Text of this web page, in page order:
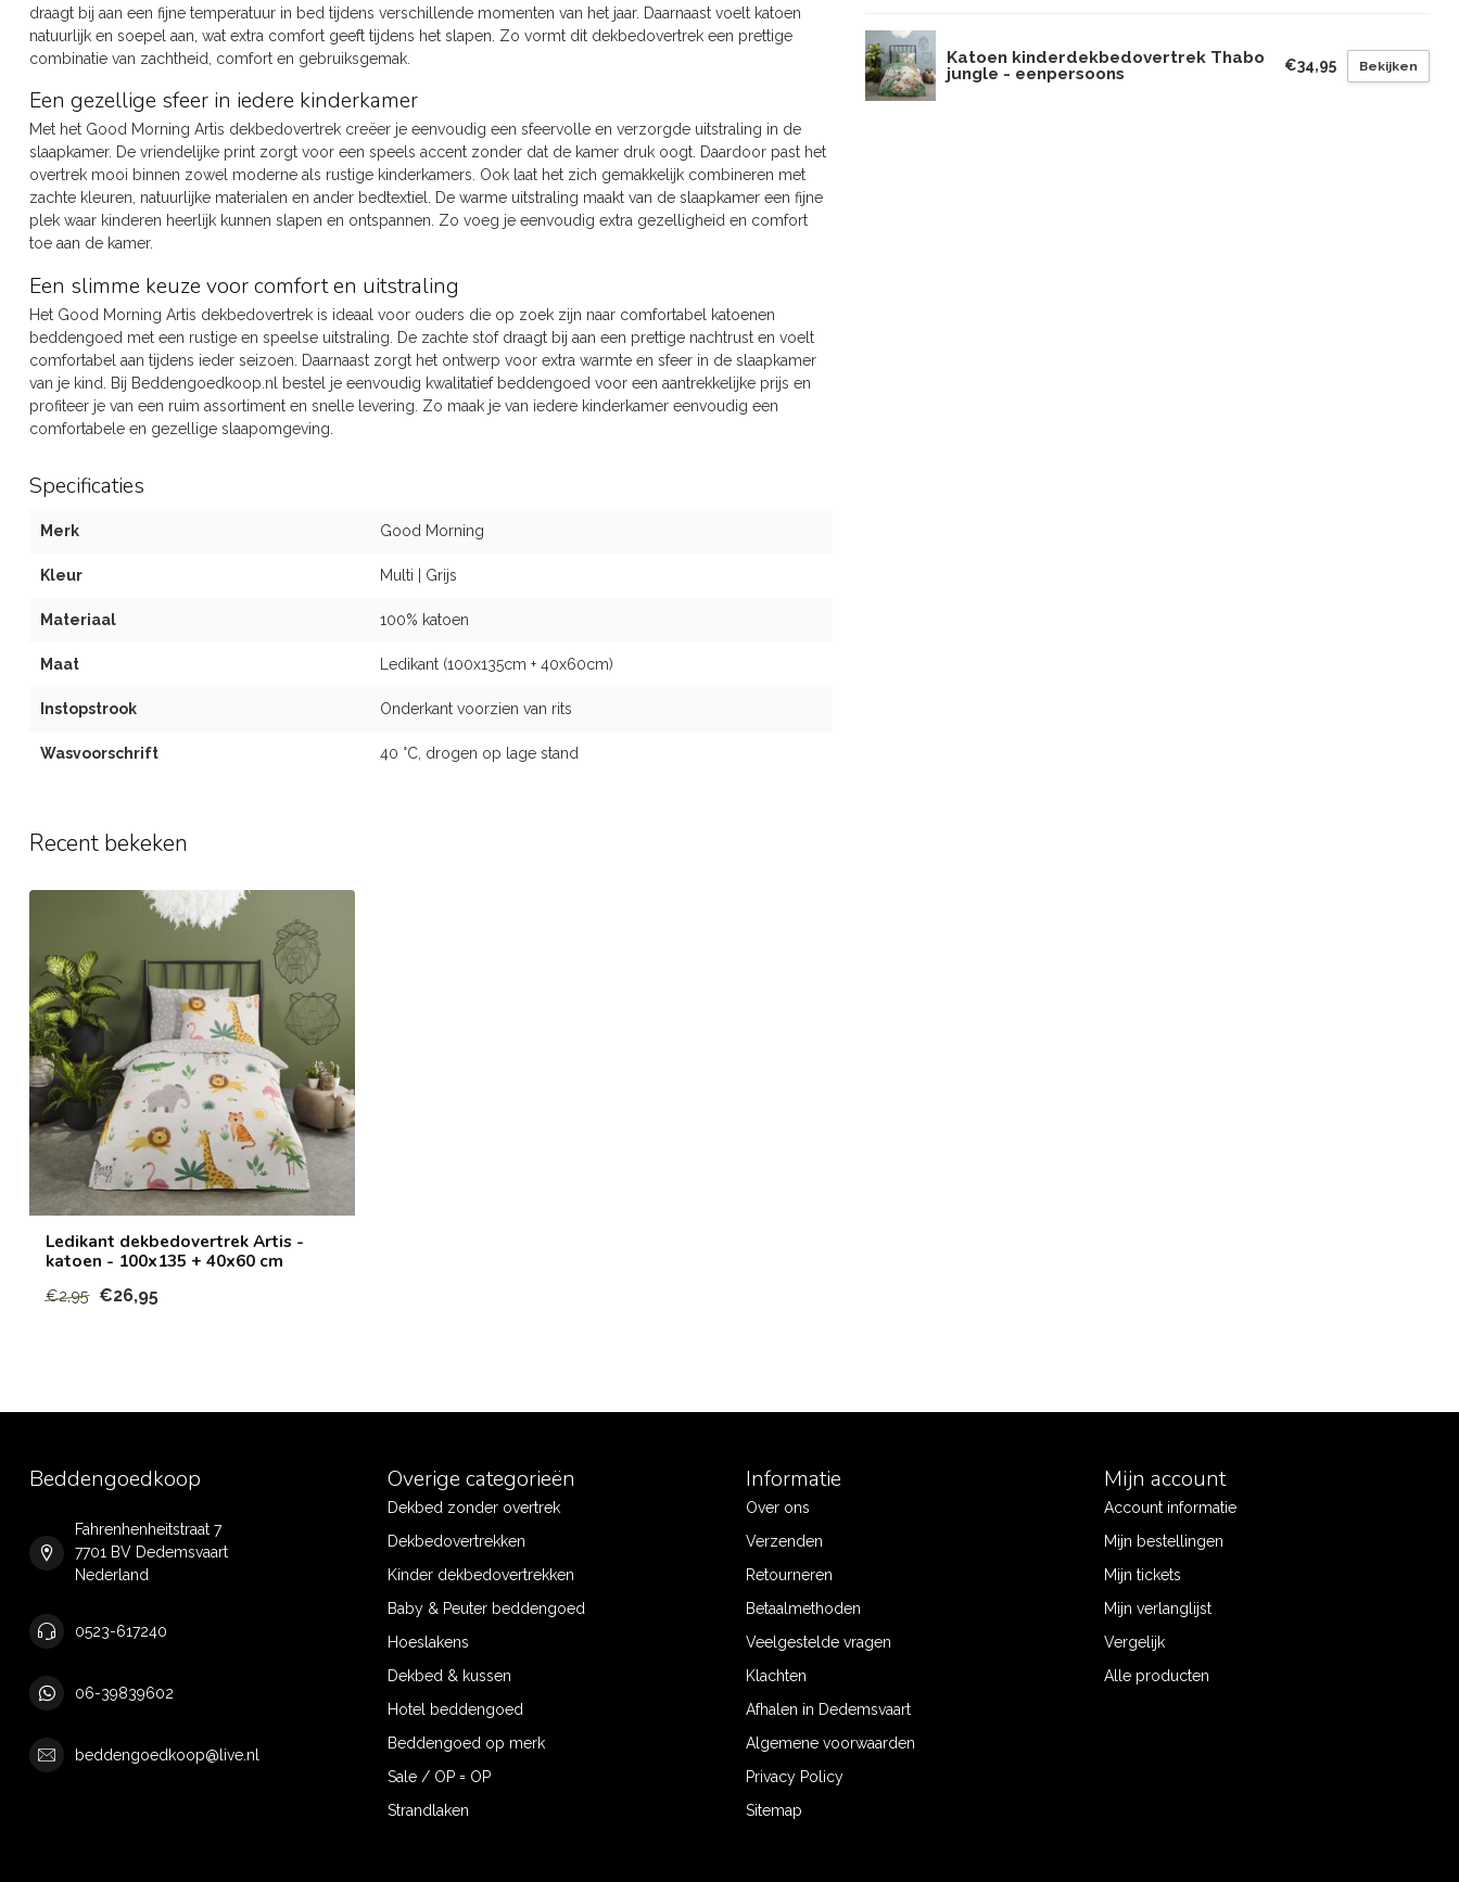
draagt bij aan een fijne temperatuur in bed tijdens verschillende momenten van het jaar. Daarnaast voelt katoen
natuurlijk en soepel aan, wat extra comfort geeft tijdens het slapen. Zo vormt dit dekbedovertrek een prettige
combinatie van zachtheid, comfort en gebruiksgemak.
Een gezellige sfeer in iedere kinderkamer
Met het Good Morning Artis dekbedovertrek creëer je eenvoudig een sfeervolle en verzorgde uitstraling in de
slaapkamer. De vriendelijke print zorgt voor een speels accent zonder dat de kamer druk oogt. Daardoor past het
overtrek mooi binnen zowel moderne als rustige kinderkamers. Ook laat het zich gemakkelijk combineren met
zachte kleuren, natuurlijke materialen en ander bedtextiel. De warme uitstraling maakt van de slaapkamer een fijne
plek waar kinderen heerlijk kunnen slapen en ontspannen. Zo voeg je eenvoudig extra gezelligheid en comfort
toe aan de kamer.
Een slimme keuze voor comfort en uitstraling
Het Good Morning Artis dekbedovertrek is ideaal voor ouders die op zoek zijn naar comfortabel katoenen
beddengoed met een rustige en speelse uitstraling. De zachte stof draagt bij aan een prettige nachtrust en voelt
comfortabel aan tijdens ieder seizoen. Daarnaast zorgt het ontwerp voor extra warmte en sfeer in de slaapkamer
van je kind. Bij Beddengoedkoop.nl bestel je eenvoudig kwalitatief beddengoed voor een aantrekkelijke prijs en
profiteer je van een ruim assortiment en snelle levering. Zo maak je van iedere kinderkamer eenvoudig een
comfortabele en gezellige slaapomgeving.
Specificaties
Merk Good Morning
Kleur Multi | Grijs
Materiaal 100% katoen
Maat Ledikant (100x135cm + 40x60cm)
Instopstrook Onderkant voorzien van rits
Wasvoorschrift 40 °C, drogen op lage stand
Katoen kinderdekbedovertrek Thabo
jungle - eenpersoons
€34,95 Bekijken
Recent bekeken
Ledikant dekbedovertrek Artis -
katoen - 100x135 + 40x60 cm
€2,95 €26,95
Beddengoedkoop
Fahrenhenheitstraat 7
7701 BV Dedemsvaart
Nederland
0523-617240
06-39839602
beddengoedkoop@live.nl
Overige categorieën
Dekbed zonder overtrek
Dekbedovertrekken
Kinder dekbedovertrekken
Baby & Peuter beddengoed
Hoeslakens
Dekbed & kussen
Hotel beddengoed
Beddengoed op merk
Sale / OP = OP
Strandlaken
Informatie
Over ons
Verzenden
Retourneren
Betaalmethoden
Veelgestelde vragen
Klachten
Afhalen in Dedemsvaart
Algemene voorwaarden
Privacy Policy
Sitemap
Mijn account
Account informatie
Mijn bestellingen
Mijn tickets
Mijn verlanglijst
Vergelijk
Alle producten